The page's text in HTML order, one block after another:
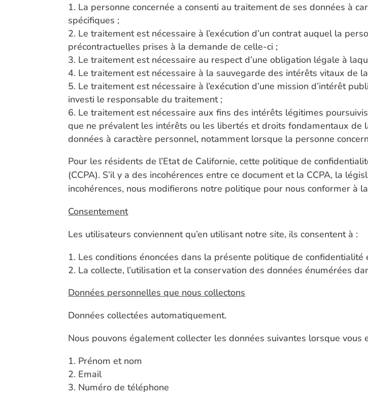
La personne concernée a consenti au traitement de ses données à
spécifiques ;
Le traitement est nécessaire à l’exécution d’un contrat auquel la
précontractuelles prises à la demande de celle-ci ;
Le traitement est nécessaire au respect d’une obligation légale à
Le traitement est nécessaire à la sauvegarde des intérêts vitaux de
Le traitement est nécessaire à l’exécution d’une mission d’intérêt
investi le responsable du traitement ;
Le traitement est nécessaire aux fins des intérêts légitimes
que ne prévalent les intérêts ou les libertés et droits fondamentaux de
données à caractère personnel, notamment lorsque la personne
Pour les résidents de l’Etat de Californie, cette politique de
(CCPA). S’il y a des incohérences entre ce document et la CCPA, la
incohérences, nous modifierons notre politique pour nous conformer à
Consentement
Les utilisateurs conviennent qu’en utilisant notre site, ils consentent à :
Les conditions énoncées dans la présente politique de confidentialité
La collecte, l’utilisation et la conservation des données énumérées
Données personnelles que nous collectons
Données collectées automatiquement.
Nous pouvons également collecter les données suivantes lorsque vous
Prénom et nom
Email
Numéro de téléphone